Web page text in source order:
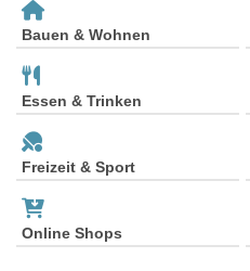
Bauen & Wohnen
Essen & Trinken
Freizeit & Sport
Online Shops